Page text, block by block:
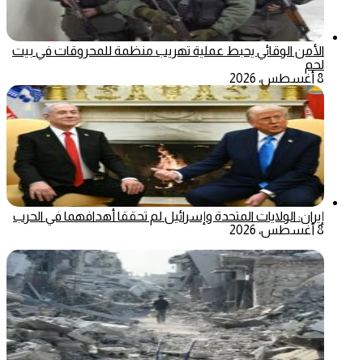
الأمن الوقائي يحبط عملية تهريب منظمة للمحروقات في بيت
لحم
8 أغسطس، 2026
إيران: الولايات المتحدة وإسرائيل لم تحققا أهدافهما في الحرب
8 أغسطس، 2026